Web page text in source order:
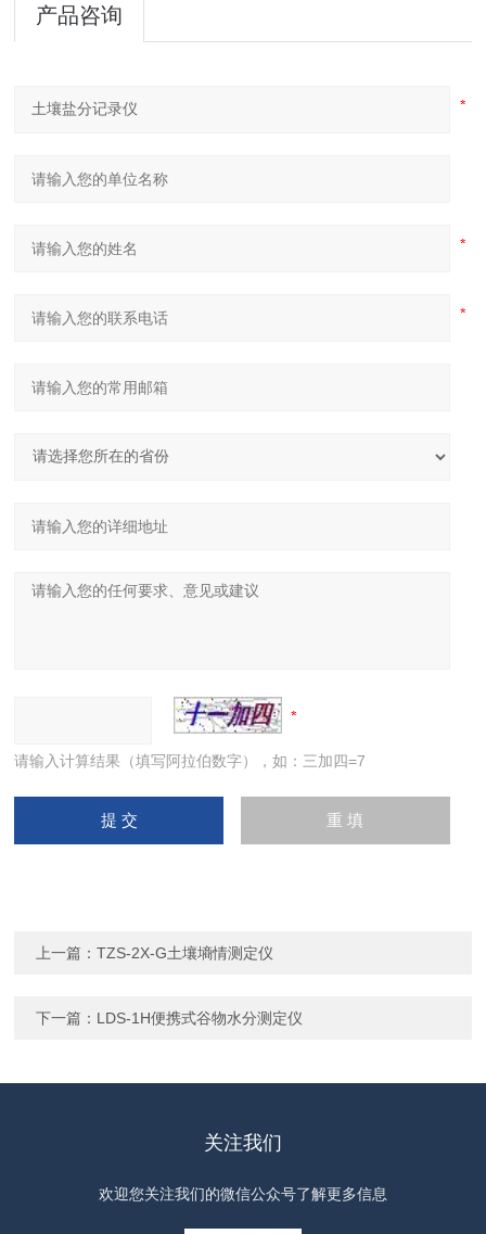
产品咨询
请输入计算结果（填写阿拉伯数字），如：三加四=7
上一篇：TZS-2X-G土壤墒情测定仪
下一篇： LDS-1H便携式谷物水分测定仪
关注我们
欢迎您关注我们的微信公众号了解更多信息